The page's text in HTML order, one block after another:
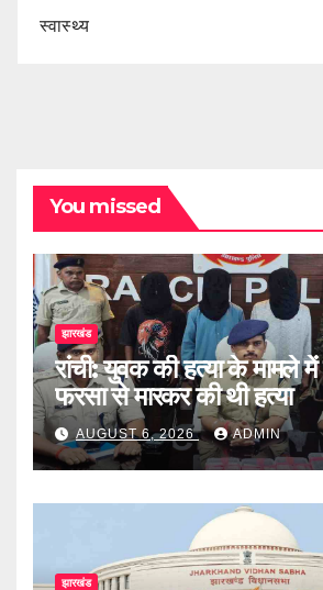
स्वास्थ्य
You missed
झारखंड
रांची: युवक की हत्या के मामले में
फरसा से मारकर की थी हत्या
AUGUST 6, 2026 ADMIN
झारखंड